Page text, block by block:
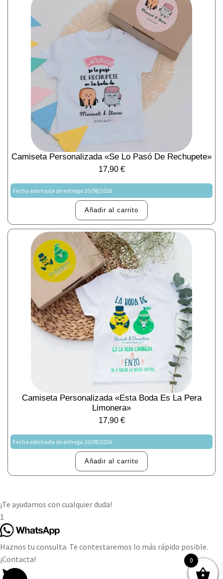
Camiseta Personalizada «Se Lo Pasó De Rechupete»
17,90 €
Fecha estimada de entrega 10/08/2026
Añadir al carrito
Camiseta Personalizada «Esta Boda Es La Pera
Limonera»
17,90 €
Fecha estimada de entrega 10/08/2026
Añadir al carrito
0
¡Te ayudamos con cualquier duda!
1
Haznos tu consulta. Te contestaremos lo más rápido posible.
¡Contacta!